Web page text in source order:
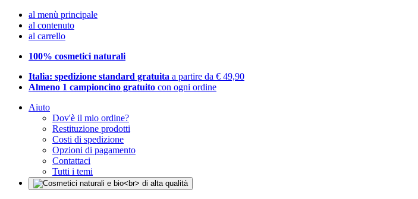
al menù principale
al contenuto
al carrello
100% cosmetici naturali
Italia: spedizione standard gratuita a partire da € 49,90
Almeno 1 campioncino gratuito con ogni ordine
Aiuto
Dov'è il mio ordine?
Restituzione prodotti
Costi di spedizione
Opzioni di pagamento
Contattaci
Tutti i temi